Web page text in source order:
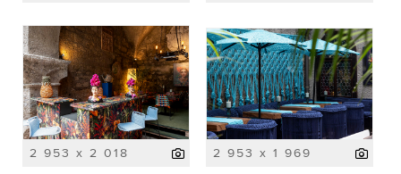
2 953 x 2 018 2 953 x 1 969